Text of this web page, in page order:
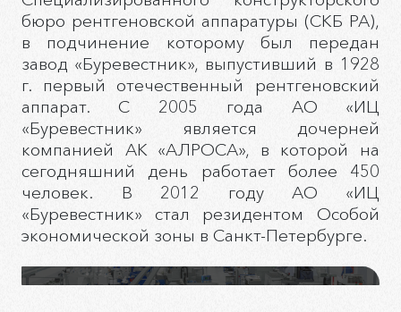
бюро рентгеновской аппаратуры (СКБ РА),
в подчинение которому был передан
завод «Буревестник», выпустивший в 1928
г. первый отечественный рентгеновский
аппарат. С 2005 года АО «ИЦ
«Буревестник» является дочерней
компанией АК «АЛРОСА», в которой на
сегодняшний день работает более 450
человек. В 2012 году АО «ИЦ
«Буревестник» стал резидентом Особой
экономической зоны в Санкт-Петербурге.